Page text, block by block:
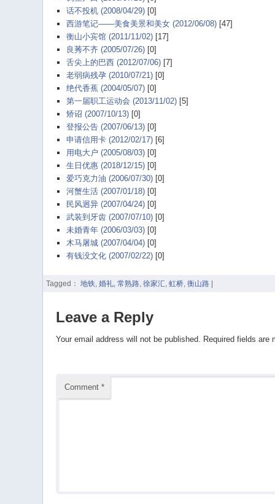
话不投机 (2008/04/29)[0]
西游笔记——美食美景和美女 (2012/06/08)[47]
衡山小宾馆 (2011/11/02)[17]
良莠不齐 (2005/07/26)[0]
舌尖上的巴西 (2012/07/06)[7]
老弱病残孕 (2010/07/21)[0]
绝代香蕉 (2004/05/07)[0]
第一届职工运动会 (2013/11/02)[5]
矫诏 (2007/10/13)[0]
登报公告 (2007/06/13)[0]
申请信用卡 (2012/02/17)[6]
用电大户 (2005/08/03)[0]
生日优惠 (2018/12/15)[0]
爱巧克力油 (2006/07/30)[0]
河蟹生活 (2007/01/18)[0]
民风迥异 (2007/04/24)[0]
武装到牙齿 (2007/07/10)[0]
未婚青年 (2006/03/03)[0]
木马屠城 (2007/04/04)[0]
有钱没文化 (2007/02/22)[0]
Tagged： 地铁, 婚礼, 常熟路, 徐家汇, 虹桥, 衡山路 |
Leave a Reply
Your email address will not be published. Required fields are
Comment *